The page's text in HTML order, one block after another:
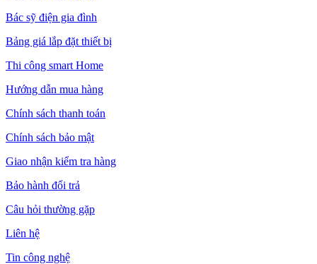
Bác sỹ điện gia đình
Bảng giá lắp đặt thiết bị
Thi công smart Home
Hướng dẫn mua hàng
Chính sách thanh toán
Chính sách bảo mật
Giao nhận kiểm tra hàng
Bảo hành đổi trả
Câu hỏi thường gặp
Liên hệ
Tin công nghệ